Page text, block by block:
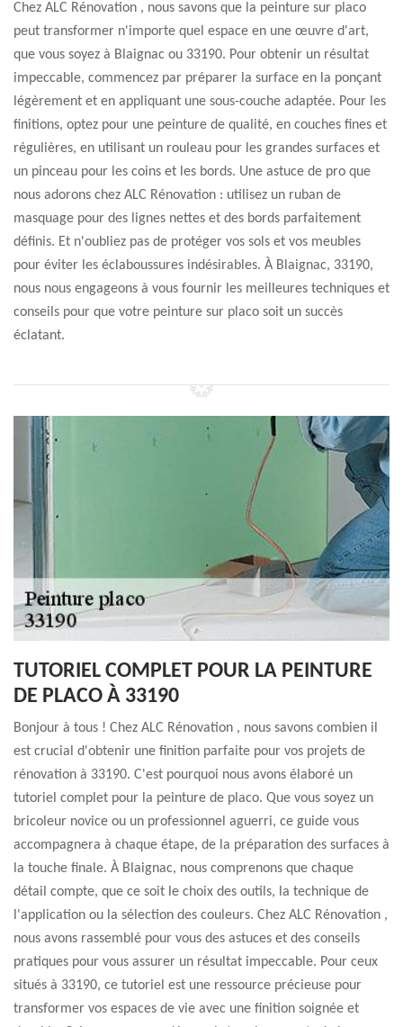
Chez ALC Rénovation , nous savons que la peinture sur placo
peut transformer n'importe quel espace en une œuvre d'art,
que vous soyez à Blaignac ou 33190. Pour obtenir un résultat
impeccable, commencez par préparer la surface en la ponçant
légèrement et en appliquant une sous-couche adaptée. Pour les
finitions, optez pour une peinture de qualité, en couches fines et
régulières, en utilisant un rouleau pour les grandes surfaces et
un pinceau pour les coins et les bords. Une astuce de pro que
nous adorons chez ALC Rénovation : utilisez un ruban de
masquage pour des lignes nettes et des bords parfaitement
définis. Et n'oubliez pas de protéger vos sols et vos meubles
pour éviter les éclaboussures indésirables. À Blaignac, 33190,
nous nous engageons à vous fournir les meilleures techniques et
conseils pour que votre peinture sur placo soit un succès
éclatant.
TUTORIEL COMPLET POUR LA PEINTURE
DE PLACO À 33190
Bonjour à tous ! Chez ALC Rénovation , nous savons combien il
est crucial d'obtenir une finition parfaite pour vos projets de
rénovation à 33190. C'est pourquoi nous avons élaboré un
tutoriel complet pour la peinture de placo. Que vous soyez un
bricoleur novice ou un professionnel aguerri, ce guide vous
accompagnera à chaque étape, de la préparation des surfaces à
la touche finale. À Blaignac, nous comprenons que chaque
détail compte, que ce soit le choix des outils, la technique de
l'application ou la sélection des couleurs. Chez ALC Rénovation ,
nous avons rassemblé pour vous des astuces et des conseils
pratiques pour vous assurer un résultat impeccable. Pour ceux
situés à 33190, ce tutoriel est une ressource précieuse pour
transformer vos espaces de vie avec une finition soignée et